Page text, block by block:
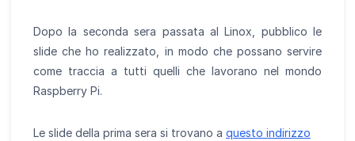
Dopo la seconda sera passata al Linox, pubblico le
slide che ho realizzato, in modo che possano servire
come traccia a tutti quelli che lavorano nel mondo
Raspberry Pi.
Le slide della prima sera si trovano a questo indirizzo